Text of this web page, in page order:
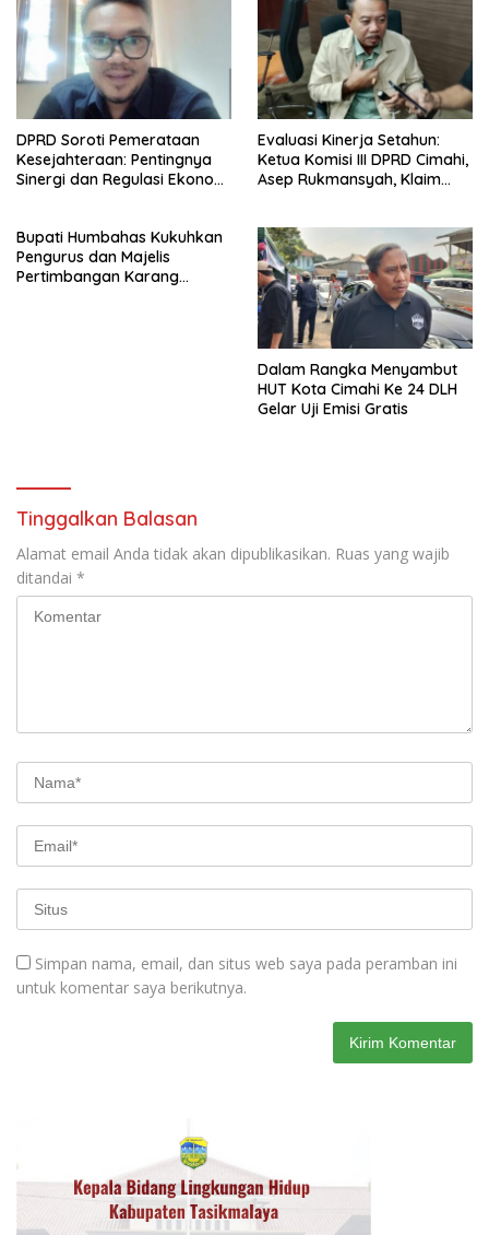
DPRD Soroti Pemerataan
Kesejahteraan: Pentingnya
Sinergi dan Regulasi Ekonomi
Evaluasi Kinerja Setahun:
Ketua Komisi III DPRD Cimahi,
Asep Rukmansyah, Klaim
Bupati Humbahas Kukuhkan
Pengurus dan Majelis
Pertimbangan Karang
Dalam Rangka Menyambut
HUT Kota Cimahi Ke 24 DLH
Gelar Uji Emisi Gratis
Tinggalkan Balasan
Alamat email Anda tidak akan dipublikasikan. Ruas yang wajib
ditandai *
Simpan nama, email, dan situs web saya pada peramban ini
untuk komentar saya berikutnya.